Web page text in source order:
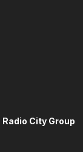
Radio City Group